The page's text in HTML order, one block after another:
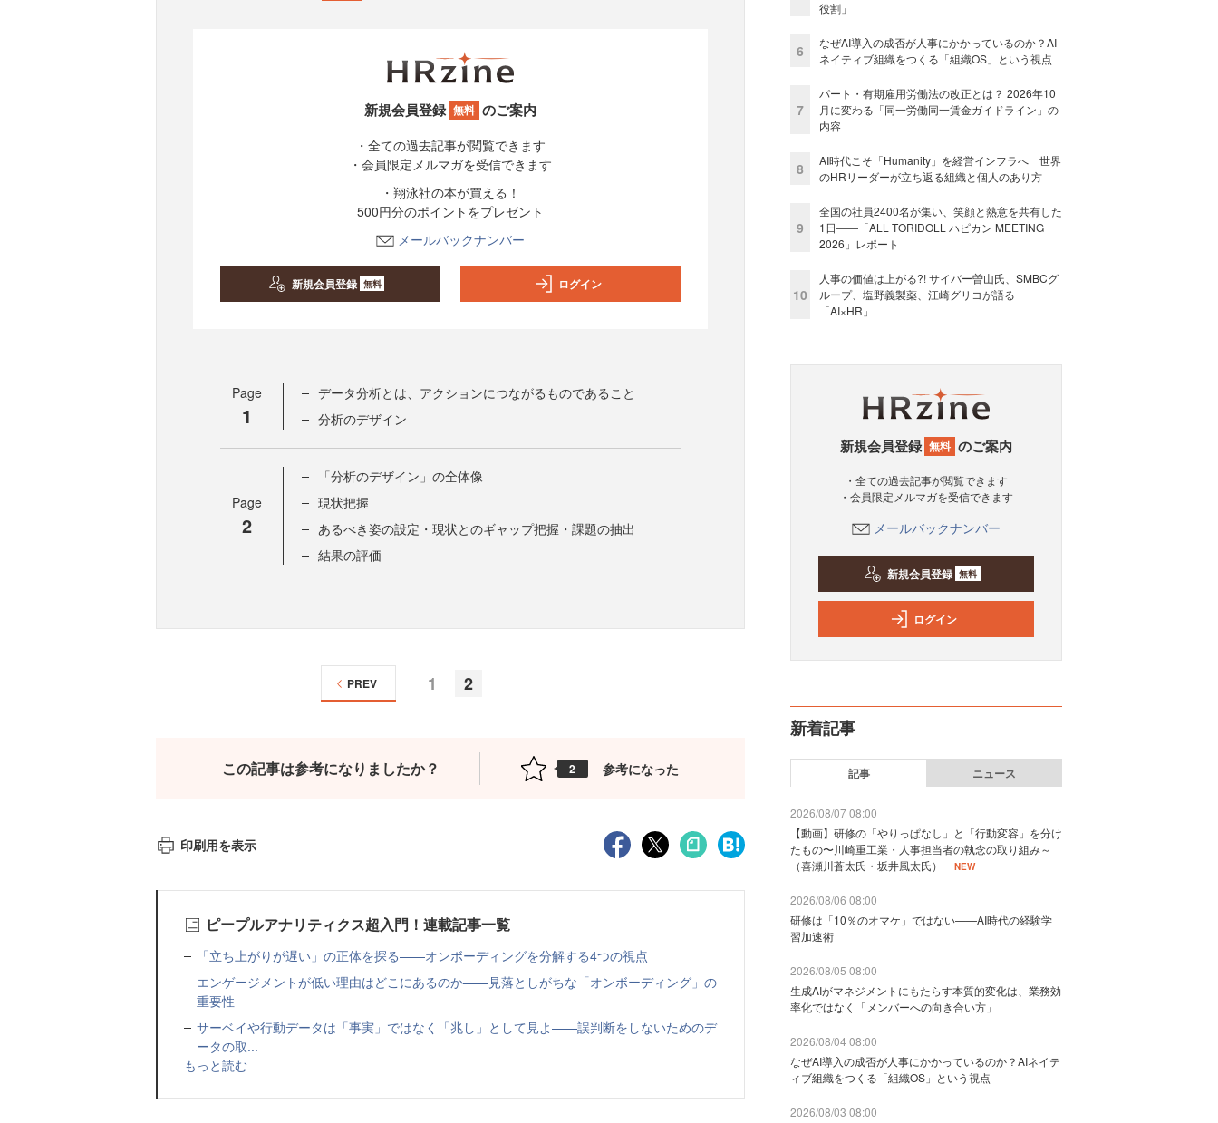
新規会員登録 無料 のご案内
・全ての過去記事が閲覧できます
・会員限定メルマガを受信できます
・翔泳社の本が買える！
500円分のポイントをプレゼント
メールバックナンバー
新規会員登録 無料 ログイン
Page
1
データ分析とは、アクションにつながるものであること
分析のデザイン
Page
2
「分析のデザイン」の全体像
現状把握
あるべき姿の設定・現状とのギャップ把握・課題の抽出
結果の評価
1 2
PREV
この記事は参考になりましたか？ 2 参考になった
印刷用を表示
ピープルアナリティクス超入門！連載記事一覧
「立ち上がりが遅い」の正体を探る——オンボーディングを分解する4つの視点
エンゲージメントが低い理由はどこにあるのか——見落としがちな「オンボーディング」の
重要性
サーベイや行動データは「事実」ではなく「兆し」として見よ——誤判断をしないためのデ
ータの取...
もっと読む
役割」
6
なぜAI導入の成否が人事にかかっているのか？AI
ネイティブ組織をつくる「組織OS」という視点
7
パート・有期雇用労働法の改正とは？ 2026年10
月に変わる「同一労働同一賃金ガイドライン」の
内容
8
AI時代こそ「Humanity」を経営インフラへ 世界
のHRリーダーが立ち返る組織と個人のあり方
9
全国の社員2400名が集い、笑顔と熱意を共有した
1日――「ALL TORIDOLL ハピカン MEETING
2026」レポート
10
人事の価値は上がる?! サイバー曽山氏、SMBCグ
ループ、塩野義製薬、江崎グリコが語る
「AI×HR」
新規会員登録 無料 のご案内
・全ての過去記事が閲覧できます
・会員限定メルマガを受信できます
メールバックナンバー
新規会員登録 無料
ログイン
新着記事
記事 ニュース
2026/08/07 08:00
【動画】研修の「やりっぱなし」と「行動変容」を分け
たもの〜川崎重工業・人事担当者の執念の取り組み～
（喜瀬川蒼太氏・坂井風太氏）
NEW
2026/08/06 08:00
研修は「10％のオマケ」ではない——AI時代の経験学
習加速術
2026/08/05 08:00
生成AIがマネジメントにもたらす本質的変化は、業務効
率化ではなく「メンバーへの向き合い方」
2026/08/04 08:00
なぜAI導入の成否が人事にかかっているのか？AIネイテ
ィブ組織をつくる「組織OS」という視点
2026/08/03 08:00